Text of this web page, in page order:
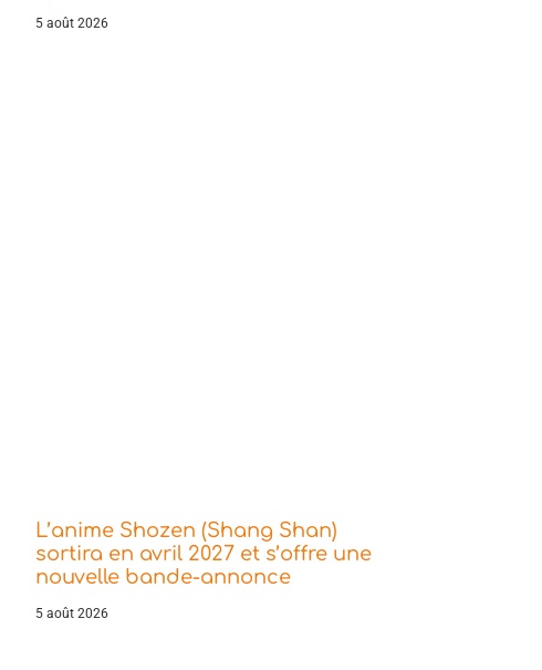
5 août 2026
L’anime Shozen (Shang Shan)
sortira en avril 2027 et s’offre une
nouvelle bande-annonce
5 août 2026